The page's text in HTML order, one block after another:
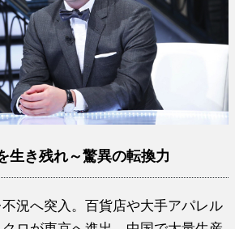
生き残れ～驚異の転換力
況へ突入。百貨店や大手アパレル